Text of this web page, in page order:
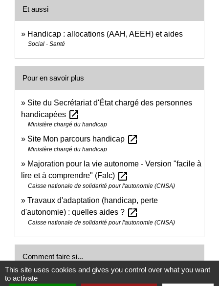
Et aussi
Handicap : allocations (AAH, AEEH) et aides
Social - Santé
Pour en savoir plus
Site du Secrétariat d'État chargé des personnes
handicapées open_in_new
Ministère chargé du handicap
Site Mon parcours handicap open_in_new
Ministère chargé du handicap
Majoration pour la vie autonome - Version "facile à
lire et à comprendre" (Falc) open_in_new
Caisse nationale de solidarité pour l'autonomie (CNSA)
Travaux d'adaptation (handicap, perte
d'autonomie) : quelles aides ? open_in_new
Caisse nationale de solidarité pour l'autonomie (CNSA)
Comment faire si...
Je suis en situation de handicap
This site uses cookies and gives you control over what you want
to activate